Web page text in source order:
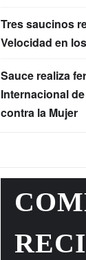
Tres saucinos
Velocidad en
Sauce realiza
Internacional
contra la Mujer